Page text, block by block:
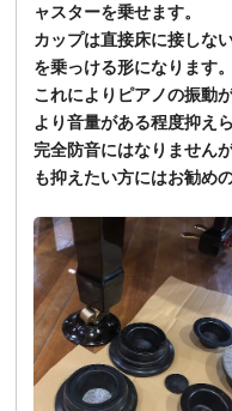
ャスターを乗せます。
カップは直接床に接しな
を乗っける形になります。
これによりピアノの振動
より音量がある程度抑え
完全防音にはなりません
も抑えたい方にはお勧め